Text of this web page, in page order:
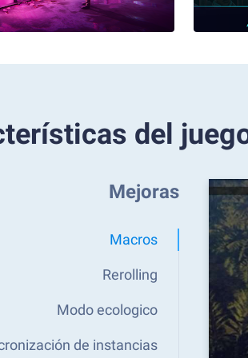
del
Mejoras
Macros
Rerolling
Modo ecologico
de instancias